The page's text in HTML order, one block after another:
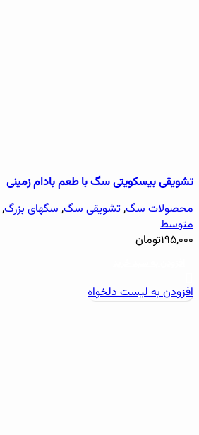
تشویقی بیسکویتی سگ با طعم بادام زمینی
محصولات سگ,تشویقی سگ,سگهای بزرگ,
متوسط
۱۹۵,۰۰۰تومان
افزودن به لیست دلخواه